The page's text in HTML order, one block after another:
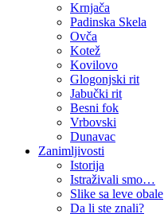
Krnjača
Padinska Skela
Ovča
Kotež
Kovilovo
Glogonjski rit
Jabučki rit
Besni fok
Vrbovski
Dunavac
Zanimljivosti
Istorija
Istraživali smo…
Slike sa leve obale
Da li ste znali?